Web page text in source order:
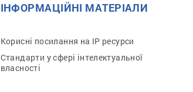
ІНФОРМАЦІЙНІ МАТЕРІАЛИ
Корисні посилання на IP ресурси
Стандарти у сфері інтелектуальної
власності